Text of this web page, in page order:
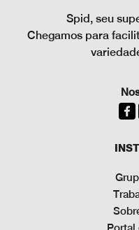
Portal